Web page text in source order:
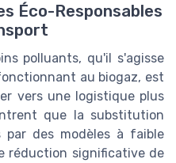
Éco-Responsables
polluants, qu'il s'agisse
au biogaz, est
vers une logistique plus
que la substitution
par des modèles à faible
réduction significative de